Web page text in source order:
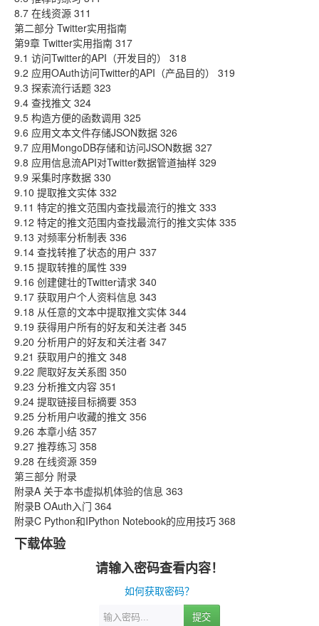
8.7 在线资源 311
第二部分 Twitter实用指南
第9章 Twitter实用指南 317
9.1 访问Twitter的API（开发目的） 318
9.2 应用OAuth访问Twitter的API（产品目的） 319
9.3 探索流行话题 323
9.4 查找推文 324
9.5 构造方便的函数调用 325
9.6 应用文本文件存储JSON数据 326
9.7 应用MongoDB存储和访问JSON数据 327
9.8 应用信息流API对Twitter数据管道抽样 329
9.9 采集时序数据 330
9.10 提取推文实体 332
9.11 特定的推文范围内查找最流行的推文 333
9.12 特定的推文范围内查找最流行的推文实体 335
9.13 对频率分析制表 336
9.14 查找转推了状态的用户 337
9.15 提取转推的属性 339
9.16 创建健壮的Twitter请求 340
9.17 获取用户个人资料信息 343
9.18 从任意的文本中提取推文实体 344
9.19 获得用户所有的好友和关注者 345
9.20 分析用户的好友和关注者 347
9.21 获取用户的推文 348
9.22 爬取好友关系图 350
9.23 分析推文内容 351
9.24 提取链接目标摘要 353
9.25 分析用户收藏的推文 356
9.26 本章小结 357
9.27 推荐练习 358
9.28 在线资源 359
第三部分 附录
附录A 关于本书虚拟机体验的信息 363
附录B OAuth入门 364
附录C Python和IPython Notebook的应用技巧 368
下载体验
请输入密码查看内容！
如何获取密码？
提交